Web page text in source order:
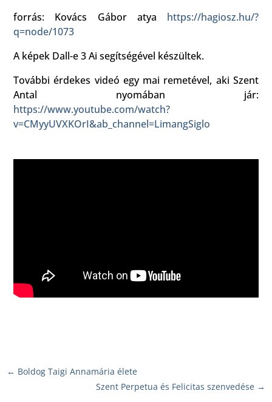
forrás: Kovács Gábor atya https://hagiosz.hu/?
q=node/1073
A képek Dall-e 3 Ai segítségével készültek.
További érdekes videó egy mai remetével, aki Szent
Antal nyomában jár:
https://www.youtube.com/watch?
v=CMyyUVXKOrI&ab_channel=LimangSiglo
← Boldog Taigi Annamária élete
Szent Perpetua és Felicitas szenvedése→